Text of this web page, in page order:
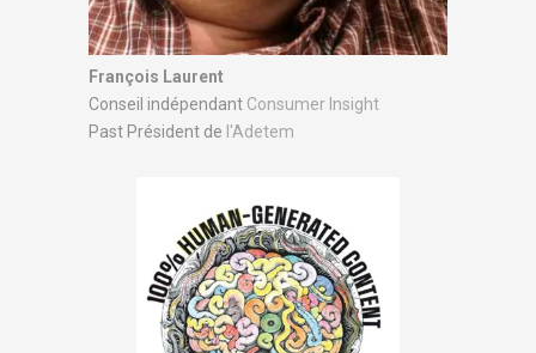
François Laurent
Conseil indépendant Consumer Insight
Past Président de l'Adetem